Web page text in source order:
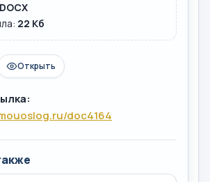
DOCX
22 Кб
Открыть
doc4164